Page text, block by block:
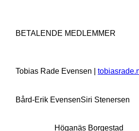
BETALENDE MEDLEMMER
Tobias Rade Evensen |
Bård-Erik EvensenSiri Stenersen
Höganäs Borgestad